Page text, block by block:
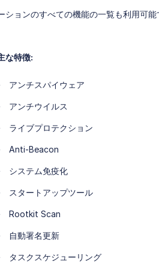
ションのすべての機能の一覧も利用可能
な特徴:
アンチスパイウェア
アンチウイルス
ライブプロテクション
Anti-Beacon
システム免疫化
スタートアップツール
Rootkit Scan
自動署名更新
タスクスケジューリング